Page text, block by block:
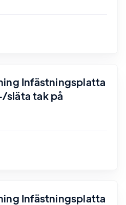
Infästningsplatta
släta tak på
Infästningsplatta